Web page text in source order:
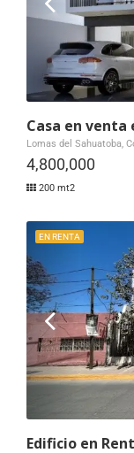
Casa en venta
Lomas del Sahuatoba,
4,800,000
200 mt2
EN RENTA
Edificio en